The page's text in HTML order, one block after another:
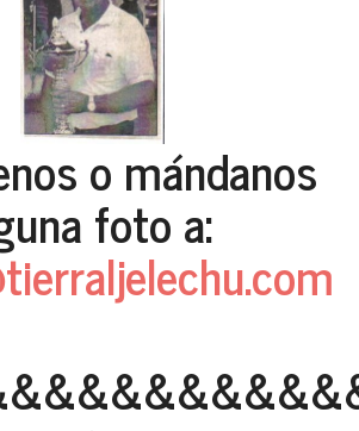
o mándanos
foto a: